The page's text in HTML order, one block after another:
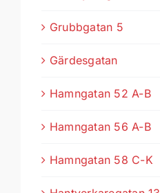
Grubbgatan 5
Gärdesgatan
Hamngatan 52 A-B
Hamngatan 56 A-B
Hamngatan 58 C-K